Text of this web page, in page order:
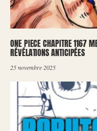
ONE PIECE CHAPITRE 1167
RÉVÉLATIONS ANTICIPÉES
25 novembre 2025